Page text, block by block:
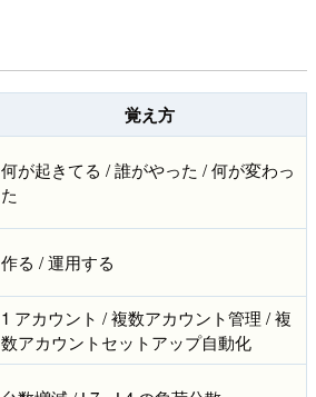
覚え方
何が起きてる / 誰がやった / 何が変わっ
た
作る / 運用する
1 アカウント / 複数アカウント管理 / 複
数アカウントセットアップ自動化